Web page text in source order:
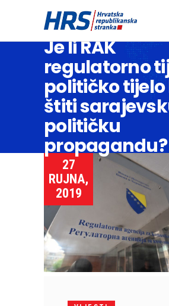
Je li RAK
regulatorno
političko tijelo
štiti
političku
propagandu?
27
RUJNA,
2019